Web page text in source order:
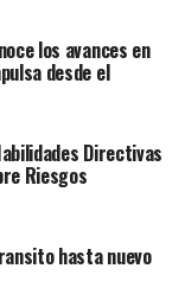
los avances en
desde el
Directivas
Riesgos
hasta nuevo